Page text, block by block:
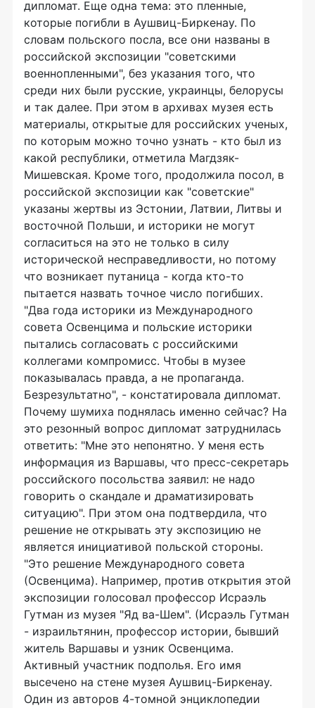
дипломат. Еще одна тема: это пленные,
которые погибли в Аушвиц-Биркенау. По
словам польского посла, все они названы в
российской экспозиции "советскими
военнопленными", без указания того, что
среди них были русские, украинцы, белорусы
и так далее. При этом в архивах музея есть
материалы, открытые для российских ученых,
по которым можно точно узнать - кто был из
какой республики, отметила Магдзяк-
Мишевская. Кроме того, продолжила посол, в
российской экспозиции как "советские"
указаны жертвы из Эстонии, Латвии, Литвы и
восточной Польши, и историки не могут
согласиться на это не только в силу
исторической несправедливости, но потому
что возникает путаница - когда кто-то
пытается назвать точное число погибших.
"Два года историки из Международного
совета Освенцима и польские историки
пытались согласовать с российскими
коллегами компромисс. Чтобы в музее
показывалась правда, а не пропаганда.
Безрезультатно", - констатировала дипломат.
Почему шумиха поднялась именно сейчас? На
это резонный вопрос дипломат затруднилась
ответить: "Мне это непонятно. У меня есть
информация из Варшавы, что пресс-секретарь
российского посольства заявил: не надо
говорить о скандале и драматизировать
ситуацию". При этом она подтвердила, что
решение не открывать эту экспозицию не
является инициативой польской стороны.
"Это решение Международного совета
(Освенцима). Например, против открытия этой
экспозиции голосовал профессор Исраэль
Гутман из музея "Яд ва-Шем". (Исраэль Гутман
- израильтянин, профессор истории, бывший
житель Варшавы и узник Освенцима.
Активный участник подполья. Его имя
высечено на стене музея Аушвиц-Биркенау.
Один из авторов 4-томной энциклопедии